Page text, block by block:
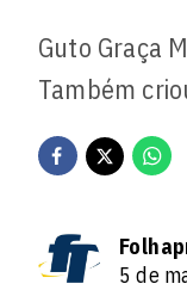
Guto Graça
Também
5 de